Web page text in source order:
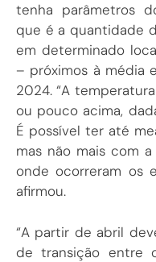
tenha parâmetros
que é a quantidade
em determinado
– próximos à média
2024. “A
ou pouco acima,
É possível ter até
mas não mais com
onde ocorreram os
afirmou.
“A partir de abril
de transição entre